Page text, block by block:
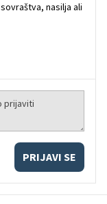
nasilja ali
PRIJAVI SE